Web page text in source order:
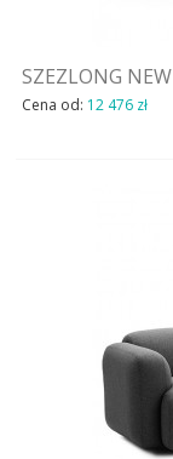
SZEZLONG
Cena od: 12 476 zł